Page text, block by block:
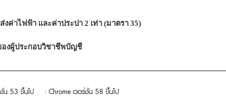
ค่าไฟฟ้า และค่าประปา 2 เท่า (มาตรา 35)
องผู้ประกอบวิชาชีพบัญชี
น 53 ขึ้นไป : Chrome เวอร์ชั่น 58 ขึ้นไป